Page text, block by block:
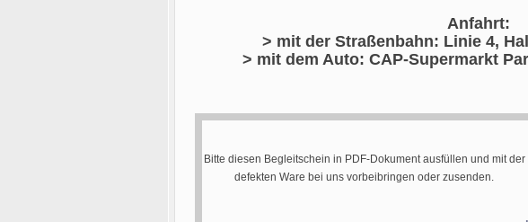
Anfahrt:
> mit der Straßenbahn: Linie 4,
> mit dem Auto: CAP-Supermarkt
Bitte diesen Begleitschein in PDF-Dokument ausfüllen und mit der
defekten Ware bei uns vorbeibringen oder zusenden.